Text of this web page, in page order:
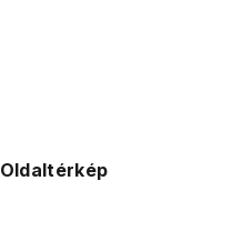
Oldaltérkép